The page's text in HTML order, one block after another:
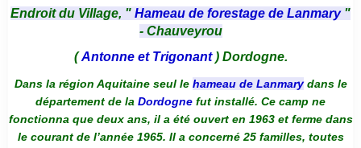
Endroit du Village, " Hameau de forestage de Lanmary "
- Chauveyrou
(Antonne et Trigonant) Dordogne.
Dans la région Aquitaine seul le hameau de Lanmarydans le
département de la Dordogne fut installé. Ce camp ne
fonctionna que deux ans, il a été ouvert en 1963 et ferme dans
le courant de l’année 1965. Il a concerné 25 familles, toutes